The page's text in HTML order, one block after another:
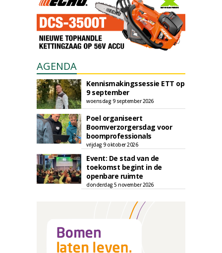
AGENDA
Kennismakingssessie ETT op
9 september
woensdag 9 september 2026
Poel organiseert
Boomverzorgersdag voor
boomprofessionals
vrijdag 9 oktober 2026
Event: De stad van de
toekomst begint in de
openbare ruimte
donderdag 5 november 2026